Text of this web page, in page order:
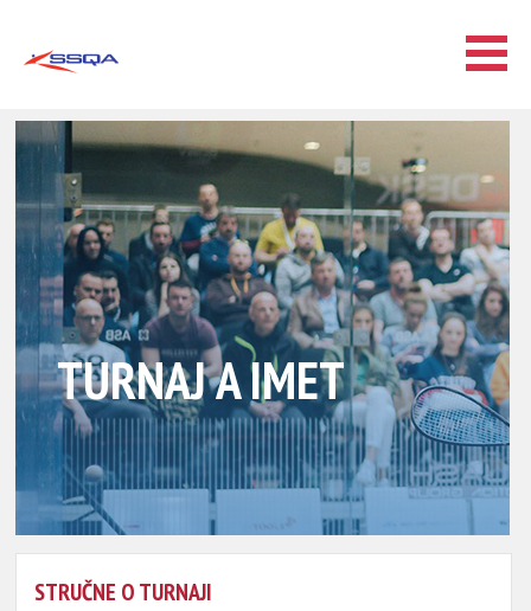
TURNAJ A IMET
STRUČNE O TURNAJI